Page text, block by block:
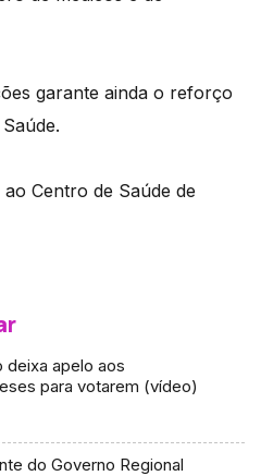
garante ainda o reforço
Centro de Saúde de
deixa apelo aos
para votarem (vídeo)
do Governo Regional